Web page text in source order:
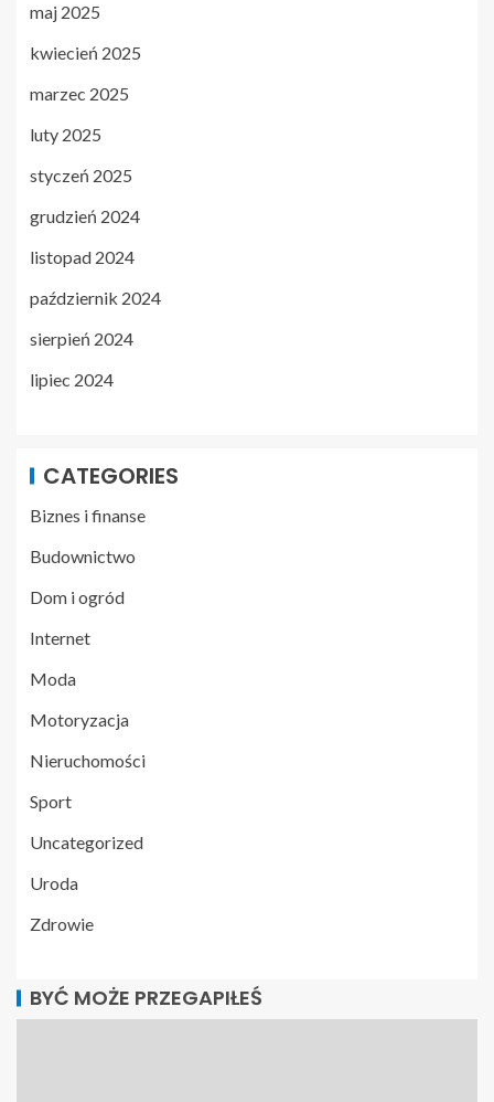
maj 2025
kwiecień 2025
marzec 2025
luty 2025
styczeń 2025
grudzień 2024
listopad 2024
październik 2024
sierpień 2024
lipiec 2024
CATEGORIES
Biznes i finanse
Budownictwo
Dom i ogród
Internet
Moda
Motoryzacja
Nieruchomości
Sport
Uncategorized
Uroda
Zdrowie
BYĆ MOŻE PRZEGAPIŁEŚ